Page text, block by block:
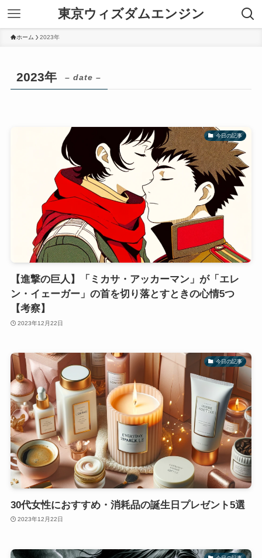
東京ウィズダムエンジン
ホーム 2023年
2023年 – date –
今日の記事
【進撃の巨人】「ミカサ・アッカーマン」が「エレ
ン・イェーガー」の首を切り落とすときの心情5つ
【考察】
2023年12月22日
今日の記事
30代女性におすすめ・消耗品の誕生日プレゼント5選
2023年12月22日